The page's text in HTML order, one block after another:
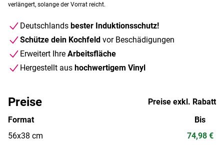
verlängert, solange der Vorrat reicht.
Deutschlands bester Induktionsschutz!
Schütze dein Kochfeld vor Beschädigungen
Erweitert Ihre Arbeitsfläche
Hergestellt aus hochwertigem Vinyl
Preise
Preise exkl. Rabatt
Format
56x38 cm
Bis
74,98 €